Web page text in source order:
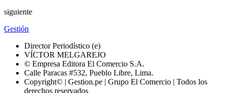
siguiente
Gestión
Director Periodístico (e)
VÍCTOR MELGAREJO
© Empresa Editora El Comercio S.A.
Calle Paracas #532, Pueblo Libre, Lima.
Copyright© | Gestion.pe | Grupo El Comercio | Todos los
derechos reservados